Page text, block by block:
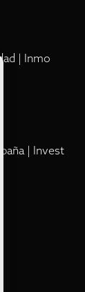
| Inmo
| Invest